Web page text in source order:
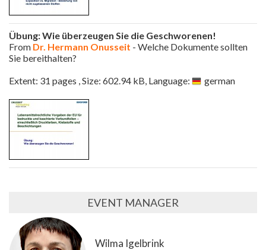
Übung: Wie überzeugen Sie die Geschworenen!
From Dr. Hermann Onusseit - Welche Dokumente sollten
Sie bereithalten?
Extent: 31 pages , Size: 602.94 kB, Language:
german
EVENT MANAGER
Wilma Igelbrink